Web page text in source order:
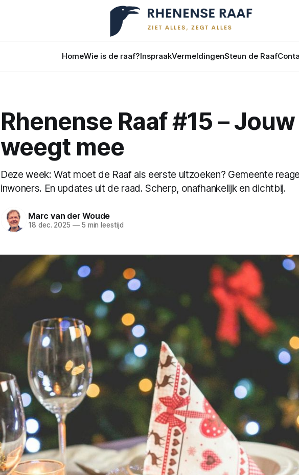
HomeWie is de raaf?InspraakVermeldingenSteun de Raaf
Rhenense Raaf #15 –
weegt mee
Deze week: Wat moet de Raaf als eerste uitzoeken? Gemeente
inwoners. En updates uit de raad. Scherp, onafhankelijk en dichtbij.
Marc van der Woude
18 dec. 2025 —5 min leestijd